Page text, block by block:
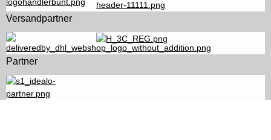
Versandpartner
Partner